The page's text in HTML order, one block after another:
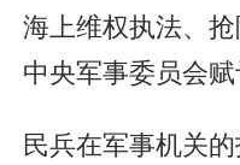
海上维权执法、
中央军事委员会赋
民兵在军事机关